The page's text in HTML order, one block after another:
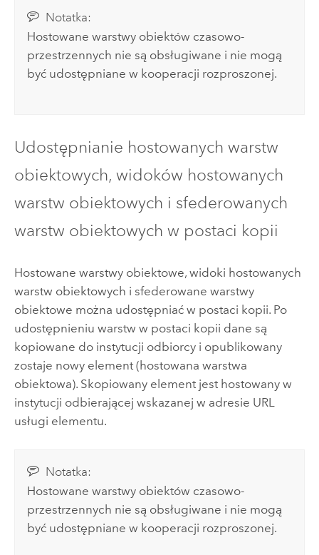
Notatka:
Hostowane warstwy obiektów czasowo-
przestrzennych nie są obsługiwane i nie mogą
być udostępniane w kooperacji rozproszonej.
Udostępnianie hostowanych warstw
obiektowych, widoków hostowanych
warstw obiektowych i sfederowanych
warstw obiektowych w postaci kopii
Hostowane warstwy obiektowe, widoki hostowanych
warstw obiektowych i sfederowane warstwy
obiektowe można udostępniać w postaci kopii. Po
udostępnieniu warstw w postaci kopii dane są
kopiowane do instytucji odbiorcy i opublikowany
zostaje nowy element (hostowana warstwa
obiektowa). Skopiowany element jest hostowany w
instytucji odbierającej wskazanej w adresie URL
usługi elementu.
Notatka:
Hostowane warstwy obiektów czasowo-
przestrzennych nie są obsługiwane i nie mogą
być udostępniane w kooperacji rozproszonej.